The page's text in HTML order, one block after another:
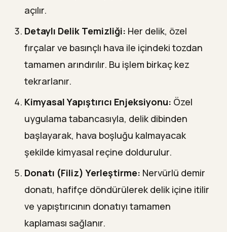
açılır.
Detaylı Delik Temizliği: Her delik, özel
fırçalar ve basınçlı hava ile içindeki tozdan
tamamen arındırılır. Bu işlem birkaç kez
tekrarlanır.
Kimyasal Yapıştırıcı Enjeksiyonu: Özel
uygulama tabancasıyla, delik dibinden
başlayarak, hava boşluğu kalmayacak
şekilde kimyasal reçine doldurulur.
Donatı (Filiz) Yerleştirme: Nervürlü demir
donatı, hafifçe döndürülerek delik içine itilir
ve yapıştırıcının donatıyı tamamen
kaplaması sağlanır.